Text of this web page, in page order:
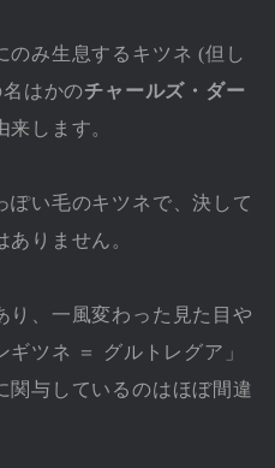
のみ生息するキツネ (但し
はかのチャールズ・ダー
します。
ぽい毛のキツネで、決して
りません。
り、一風変わった見た目や
ツネ ＝ グルトレグア」
関与しているのはほぼ間違